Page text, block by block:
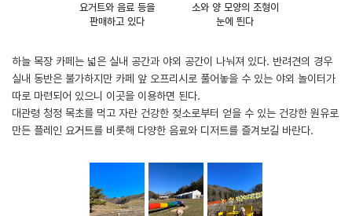
요거트와 음료 등을
판매하고 있다
소와 양 모양의 조형이
눈에 띈다
하늘 목장 카페는 넓은 실내 공간과 야외 공간이 나눠져 있다. 반려견의 경우
실내 동반은 불가하지만 카페 앞 오프리시로 풀어놓을 수 있는 야외 놀이터가
따로 마련되어 있으니 이곳을 이용하면 된다.
대관령 청정 목초를 먹고 자란 건강한 젖소로부터 얻을 수 있는 건강한 원유로
만든 플레인 요거트를 비롯해 다양한 음료와 디저트를 즐겨보길 바란다.